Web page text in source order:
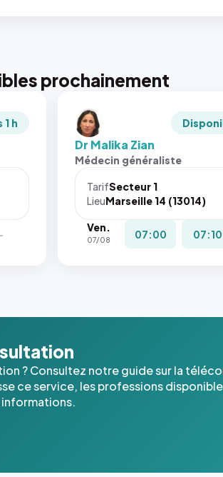
prochainement
h
Dr Malika Zian
Médecin généraliste
TarifSecteur 1
LieuMarseille 14 (13014)
Ven.
07/08 07:00 07:10
? Consultez notre guide sur la
ce service, les professions
informations.